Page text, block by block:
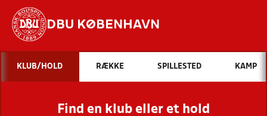
DBU KØBENHAVN
Hvad vil du søge efter?
INDHOLD OG NYHEDER
STILLINGER, RESULTATER, KLUBBER OG
KLUB/HOLD RÆKKE SPILLESTED KAMP
Find en klub eller et hold